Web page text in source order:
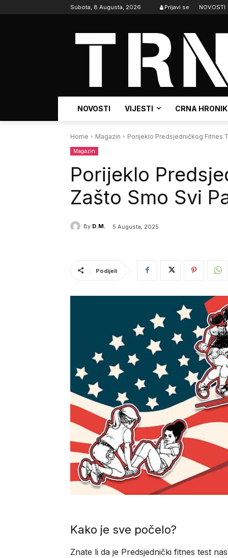
Subota, 8 Augusta, 2026 Prijavi se NOVOSTI
NOVOSTI VIJESTI CRNA
Home Magazin Porijeklo Predsjedničkog Fitnes
Magazin
Porijeklo
Zašto Smo Svi
By D.M. 5 Augusta, 2025
Podijeli
Kako je sve počelo?
Znate li da je Predsjednički fitnes test